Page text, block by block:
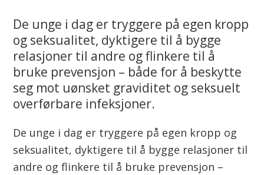
i
n
n
u
d
e
De unge i dag er tryggere på egen kropp
og seksualitet, dyktigere til å bygge
relasjoner til andre og flinkere til å
bruke prevensjon – både for å beskytte
seg mot uønsket graviditet og seksuelt
overførbare infeksjoner.
De unge i dag er tryggere på egen kropp og
seksualitet, dyktigere til å bygge relasjoner til
andre og flinkere til å bruke prevensjon –